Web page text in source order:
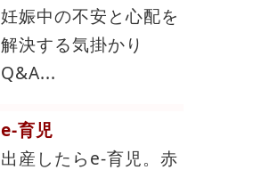
妊娠中の不安と心配を
解決する気掛かり
Q&A...
e-育児
出産したらe-育児。赤